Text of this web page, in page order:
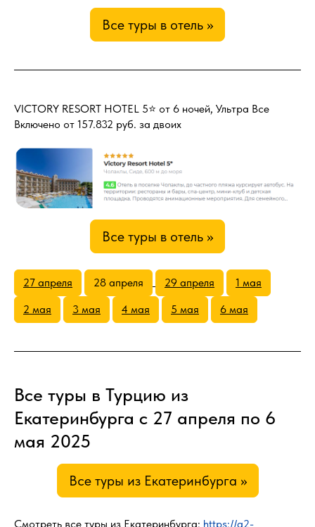
Все туры в отель >>
VICTORY RESORT HOTEL 5⭐️ от 6 ночей, Ультра Все
Включено от 157.832 руб. за двоих
Все туры в отель >>
27 апреля 28 апреля 29 апреля
1 мая
2 мая
3 мая 4 мая 5 мая 6 мая
Все туры в Турцию из
Екатеринбурга с 27 апреля по 6
мая 2025
Все туры из Екатеринбурга >>
Смотреть все туры из Екатеринбурга: https://a2-